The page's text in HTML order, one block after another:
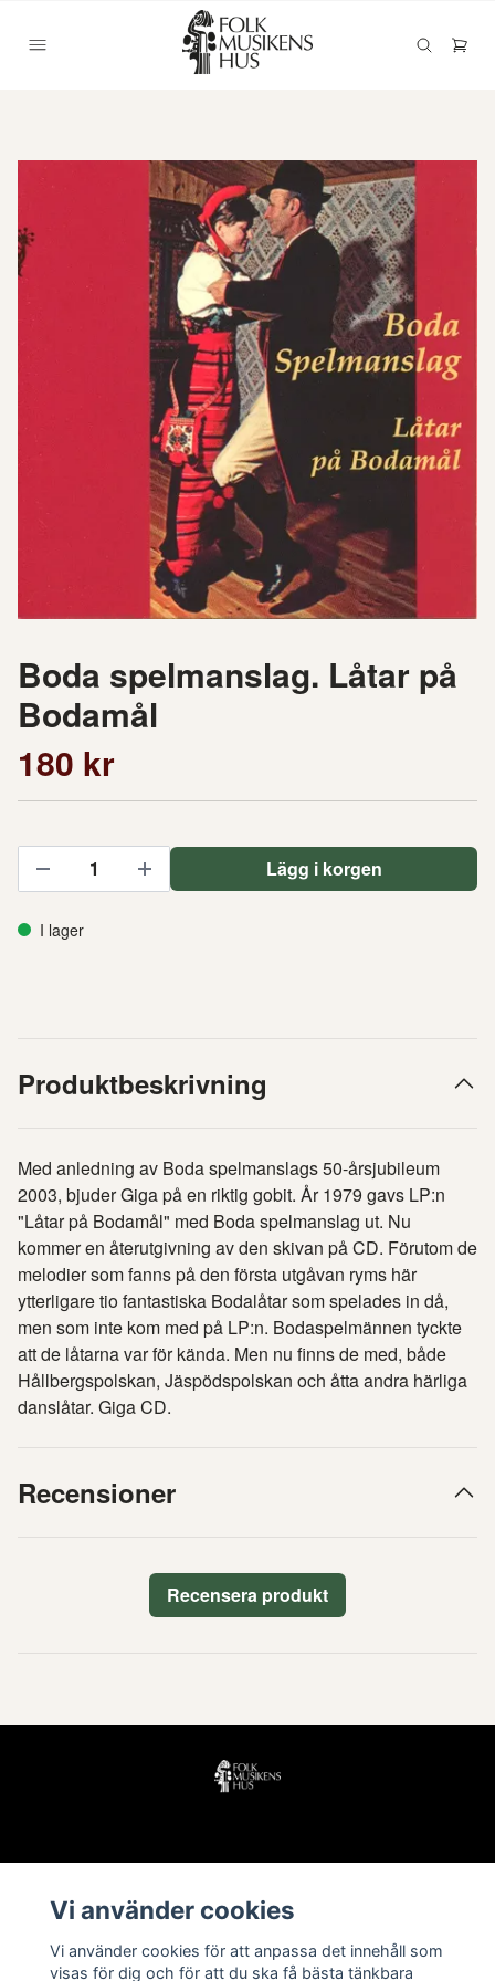
Boda spelmanslag. Låtar på
Bodamål
180 kr
Lägg i korgen
I lager
Produktbeskrivning
Med anledning av Boda spelmanslags 50-årsjubileum
2003, bjuder Giga på en riktig gobit. År 1979 gavs LP:n
"Låtar på Bodamål" med Boda spelmanslag ut. Nu
kommer en återutgivning av den skivan på CD. Förutom de
melodier som fanns på den första utgåvan ryms här
ytterligare tio fantastiska Bodalåtar som spelades in då,
men som inte kom med på LP:n. Bodaspelmännen tyckte
att de låtarna var för kända. Men nu finns de med, både
Hållbergspolskan, Jäspödspolskan och åtta andra härliga
danslåtar. Giga CD.
Recensioner
Recensera produkt
Köpvillkor
Kontakt
Vi använder cookies
Vi använder cookies för att anpassa det innehåll som
visas för dig och för att du ska få bästa tänkbara